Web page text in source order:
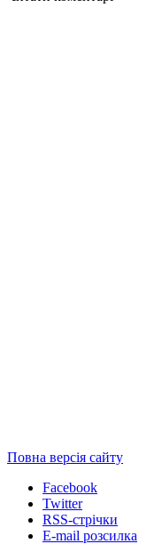
Повна версія сайту
Facebook
Twitter
RSS-стрічки
E-mail розсилка